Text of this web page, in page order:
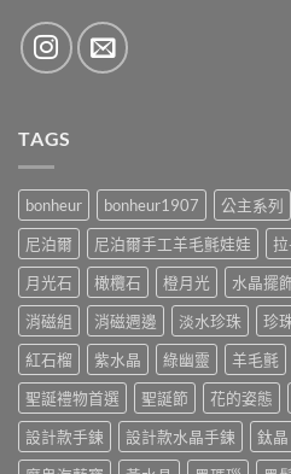
TAGS
bonheur bonheur1907 公主系列
尼泊爾
尼泊爾手工羊毛氈娃娃
月光石
橄欖石 橙月光 水晶擺
消磁組
消磁週邊 淡水珍珠 珍
紅石榴
紫水晶 綠幽靈 羊毛氈
聖誕禮物首選
聖誕節 花的姿態
設計款手鍊
設計款水晶手鍊 鈦晶